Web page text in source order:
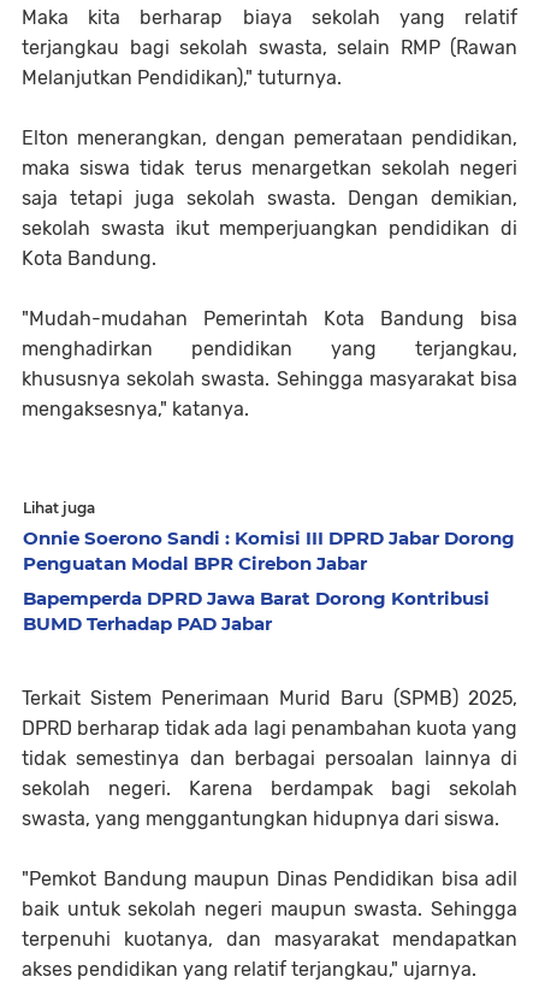
Maka kita berharap biaya sekolah yang relatif
terjangkau bagi sekolah swasta, selain RMP (Rawan
Melanjutkan Pendidikan)," tuturnya.
Elton menerangkan, dengan pemerataan pendidikan,
maka siswa tidak terus menargetkan sekolah negeri
saja tetapi juga sekolah swasta. Dengan demikian,
sekolah swasta ikut memperjuangkan pendidikan di
Kota Bandung.
"Mudah-mudahan Pemerintah Kota Bandung bisa
menghadirkan pendidikan yang terjangkau,
khususnya sekolah swasta. Sehingga masyarakat bisa
mengaksesnya," katanya.
Lihat juga
Onnie Soerono Sandi : Komisi III DPRD Jabar Dorong
Penguatan Modal BPR Cirebon Jabar
Bapemperda DPRD Jawa Barat Dorong Kontribusi
BUMD Terhadap PAD Jabar
Terkait Sistem Penerimaan Murid Baru (SPMB) 2025,
DPRD berharap tidak ada lagi penambahan kuota yang
tidak semestinya dan berbagai persoalan lainnya di
sekolah negeri. Karena berdampak bagi sekolah
swasta, yang menggantungkan hidupnya dari siswa.
"Pemkot Bandung maupun Dinas Pendidikan bisa adil
baik untuk sekolah negeri maupun swasta. Sehingga
terpenuhi kuotanya, dan masyarakat mendapatkan
akses pendidikan yang relatif terjangkau," ujarnya.